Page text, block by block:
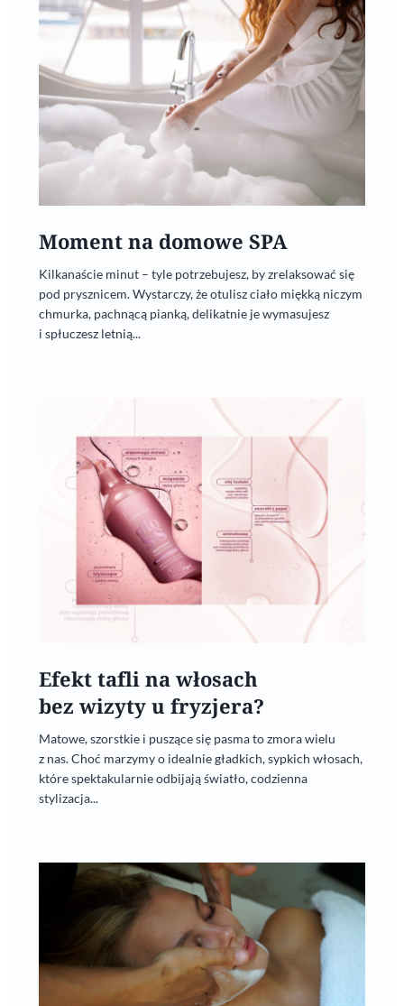
Moment na domowe SPA
Kilkanaście minut – tyle potrzebujesz, by zrelaksować się
pod prysznicem. Wystarczy, że otulisz ciało miękką niczym
chmurka, pachnącą pianką, delikatnie je wymasujesz
i spłuczesz letnią...
Efekt tafli na włosach
bez wizyty u fryzjera?
Matowe, szorstkie i puszące się pasma to zmora wielu
z nas. Choć marzymy o idealnie gładkich, sypkich włosach,
które spektakularnie odbijają światło, codzienna
stylizacja...